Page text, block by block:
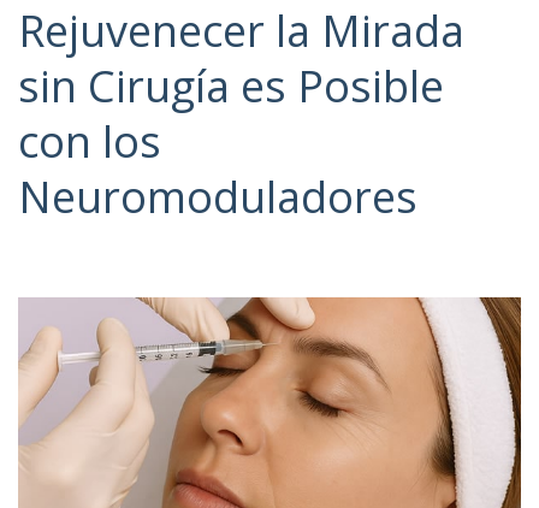
Rejuvenecer la Mirada
sin Cirugía es Posible
con los
Neuromoduladores